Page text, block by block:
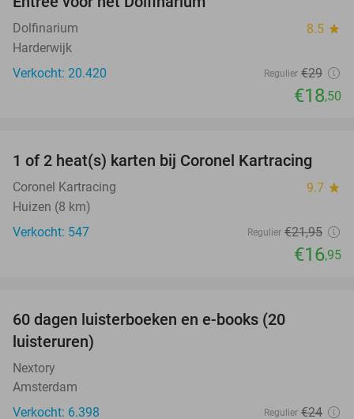
Dolfinarium 8.5 star
Harderwijk
Verkocht: 20.420
Regulier €29
€18,50
23%
1 of 2 heat(s) karten bij Coronel Kartracing
Coronel Kartracing 9.7 star
Huizen (8 km)
Verkocht: 547
Regulier €21,95
€16,95
60 dagen luisterboeken en e-books (20
luisteruren)
Nextory
Amsterdam
Verkocht: 6.398
Regulier €24